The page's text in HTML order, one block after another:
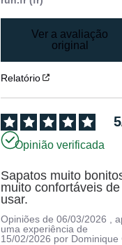
Ver a avaliação
original
Relatório
5
Opinião verificada
Sapatos muito
muito confortáveis de
usar.
Opiniões de06/03/2026
,
uma experiência de
15/02/2026 por Dominique